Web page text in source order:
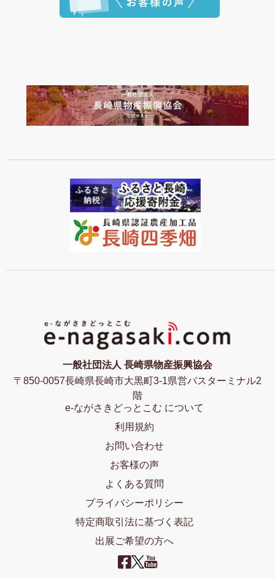
一般社団法人 長崎県物産振興協会
〒850-0057長崎県長崎市大黒町3-1県営バスターミナル2
階
e-ながさきどっとこむ について
利用規約
お問い合わせ
お客様の声
よくある質問
プライバシーポリシー
特定商取引法に基づく表記
出展ご希望の方へ